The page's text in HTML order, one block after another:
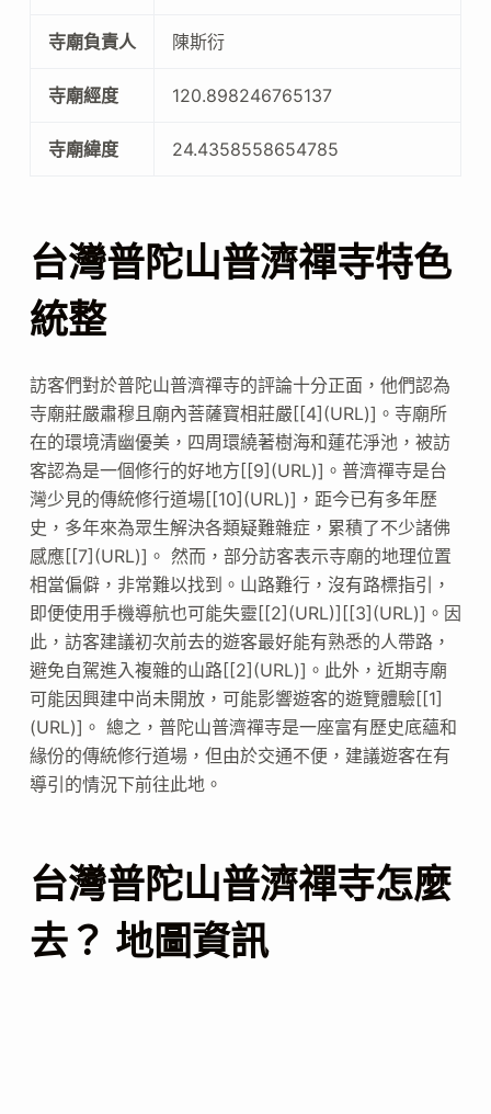
寺廟負責人 陳斯衍
寺廟經度 120.898246765137
寺廟緯度 24.4358558654785
台灣普陀山普濟禪寺特色
統整
訪客們對於普陀山普濟禪寺的評論十分正面，他們認為
寺廟莊嚴肅穆且廟內菩薩寶相莊嚴[[4](URL)]。寺廟所
在的環境清幽優美，四周環繞著樹海和蓮花淨池，被訪
客認為是一個修行的好地方[[9](URL)]。普濟禪寺是台
灣少見的傳統修行道場[[10](URL)]，距今已有多年歷
史，多年來為眾生解決各類疑難雜症，累積了不少諸佛
感應[[7](URL)]。 然而，部分訪客表示寺廟的地理位置
相當偏僻，非常難以找到。山路難行，沒有路標指引，
即便使用手機導航也可能失靈[[2](URL)][[3](URL)]。因
此，訪客建議初次前去的遊客最好能有熟悉的人帶路，
避免自駕進入複雜的山路[[2](URL)]。此外，近期寺廟
可能因興建中尚未開放，可能影響遊客的遊覽體驗[[1]
(URL)]。 總之，普陀山普濟禪寺是一座富有歷史底蘊和
緣份的傳統修行道場，但由於交通不便，建議遊客在有
導引的情況下前往此地。
台灣普陀山普濟禪寺怎麼
去？ 地圖資訊